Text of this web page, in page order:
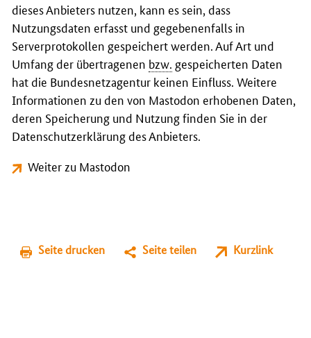
dieses Anbieters nutzen, kann es sein, dass
Nutzungsdaten erfasst und gegebenenfalls in
Serverprotokollen gespeichert werden. Auf Art und
Umfang der übertragenen bzw. gespeicherten Daten
hat die Bundesnetzagentur keinen Einfluss. Weitere
Informationen zu den von Mastodon erhobenen Daten,
deren Speicherung und Nutzung finden Sie in der
Datenschutzerklärung des Anbieters.
Weiter zu Mastodon
Seite drucken Seite teilen Kurzlink